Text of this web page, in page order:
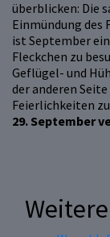
überblicken: Die
Einmündung des
ist September
Fleckchen zu
Geflügel- und
der anderen
Feierlichkeiten zu
29. September